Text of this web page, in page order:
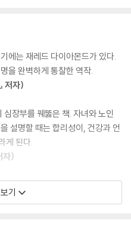
아요. 하지만 미국에서는 뭔가가
떻게 만들어지는지 몰라요.”
이 없는 걸 보고 충격을 받았습니
재하고 누구나 인식할 수 있는 것
가 살아가는 방식이 유일한 방식
다른 방향을 지향할 수 있는 대
렇다고 지금의 풍요를 포기하자는
있다는 게 입증된 것이나 마찬
꿔가야 할까? 재레드 다이아몬드
한 신작 『어제까지의 세계』에
나섰다.
경계를 넘나드는 위대한 지성 다
’다. 그는 더 나은 미래, 더 행복한
다. 남태평양의 뉴기니섬에서 캘리
탐사하며 어제와 오늘의 세계,
사회의 위기를 해결할 열쇠를 찾
와 최종 통찰을 담은 문명대연구
앙 정부도 없고, 법정도 없으며, 우
에는 재레드 다이아몬드가 있다.
을 완벽하게 통찰한 역작.
저자)
장부를 꿰뚫은 책. 자녀와 노인
설명할 때는 합리성이, 건강과 언
게 된다.
자)
현대의 진정한 화해와 공존을 모
기